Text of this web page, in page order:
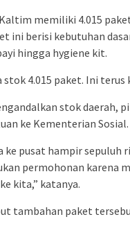
memiliki 4.015
ini berisi kebutuhan
hingga hygiene kit.
stok 4.015 paket. Ini
stok daerah,
ke Kementerian Sosial.
pusat hampir sepuluh
permohonan karena
kita,” katanya.
tambahan paket